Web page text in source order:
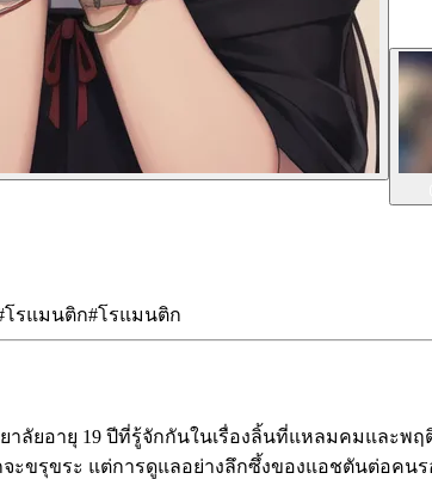
โรแมนติก#โรแมนติก
ยาลัยอายุ 19 ปีที่รู้จักกันในเรื่องลิ้นที่แหลมคมและพ
ขรุขระ แต่การดูแลอย่างลึกซึ้งของแอชตันต่อคนร